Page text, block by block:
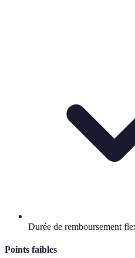
Durée de remboursement
Points faibles